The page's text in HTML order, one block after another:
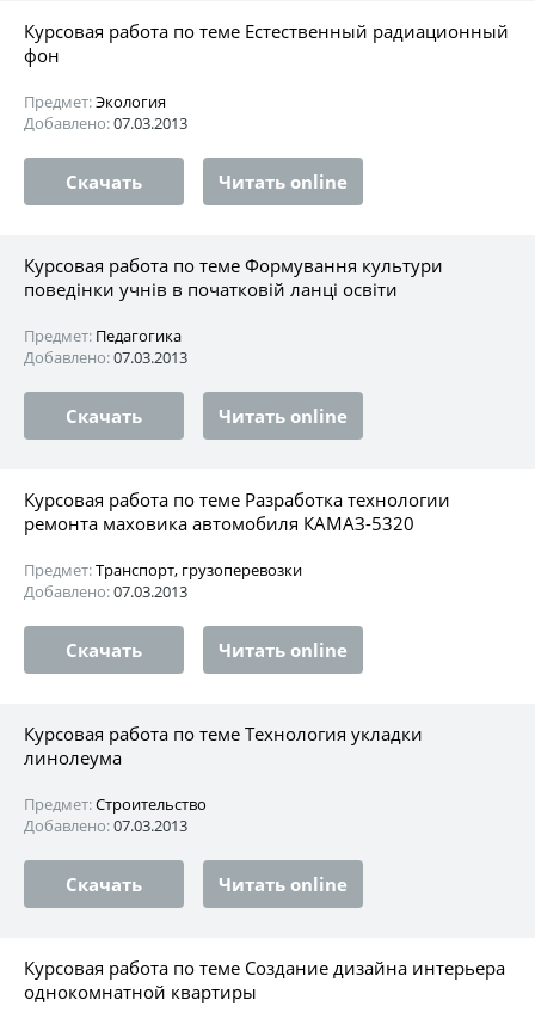
Курсовая работа по теме Естественный радиационный
фон
Предмет:Экология
Добавлено:07.03.2013
Скачать Читать online
Курсовая работа по теме Формування культури
поведінки учнів в початковій ланці освіти
Предмет: Педагогика
Добавлено:07.03.2013
Скачать Читать online
Курсовая работа по теме Разработка технологии
ремонта маховика автомобиля КАМАЗ-5320
Предмет:Транспорт, грузоперевозки
Добавлено:07.03.2013
Скачать Читать online
Курсовая работа по теме Технология укладки
линолеума
Предмет:Строительство
Добавлено:07.03.2013
Скачать Читать online
Курсовая работа по теме Создание дизайна интерьера
однокомнатной квартиры